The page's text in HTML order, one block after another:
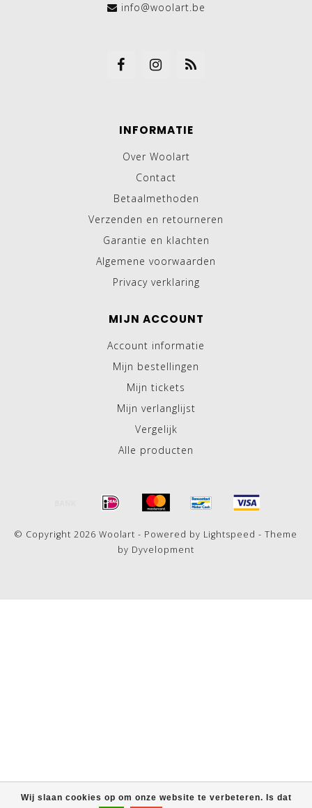
Wij slaan cookies op om onze website te verbeteren. Is dat
info@woolart.be
INFORMATIE
Over Woolart
Contact
Betaalmethoden
Verzenden en retourneren
Garantie en klachten
Algemene voorwaarden
Privacy verklaring
MIJN ACCOUNT
Account informatie
Mijn bestellingen
Mijn tickets
Mijn verlanglijst
Vergelijk
Alle producten
© Copyright 2026 Woolart - Powered by Lightspeed - Theme
by Dyvelopment